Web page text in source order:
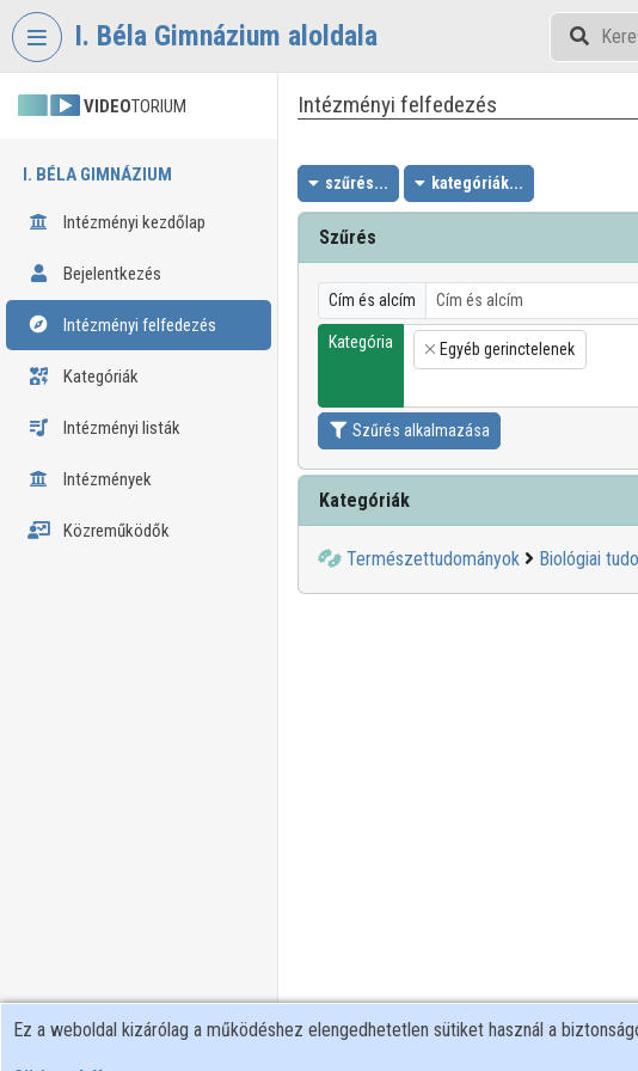
Fejléc kihagyása
I. Béla Gimnázium aloldala
VIDEOTORIUM
I. BÉLA GIMNÁZIUM
Intézményi kezdőlap
Bejelentkezés
Intézményi felfedezés
Kategóriák
Intézményi listák
Intézmények
Közreműködők
Intézményi felfedezés
szűrés... kategóriák...
Szűrés
Cím és alcím
Kategória
×
Egyéb gerinctelenek
Szűrés alkalmazása
Kategóriák
Természettudományok Biológiai
Ez a weboldal kizárólag a működéshez elengedhetetlen sütiket használ a